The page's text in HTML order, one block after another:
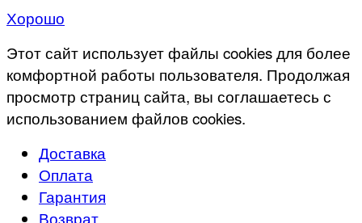
Хорошо
Этот сайт использует файлы cookies для более
комфортной работы пользователя. Продолжая
просмотр страниц сайта, вы соглашаетесь с
использованием файлов cookies.
Доставка
Оплата
Гарантия
Возврат